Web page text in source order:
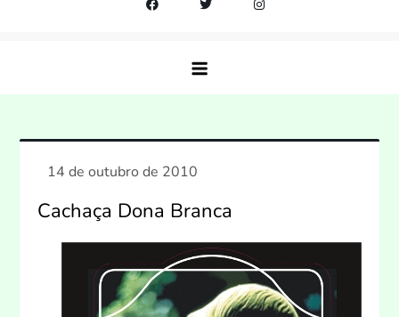
Cachaça Dona Branca